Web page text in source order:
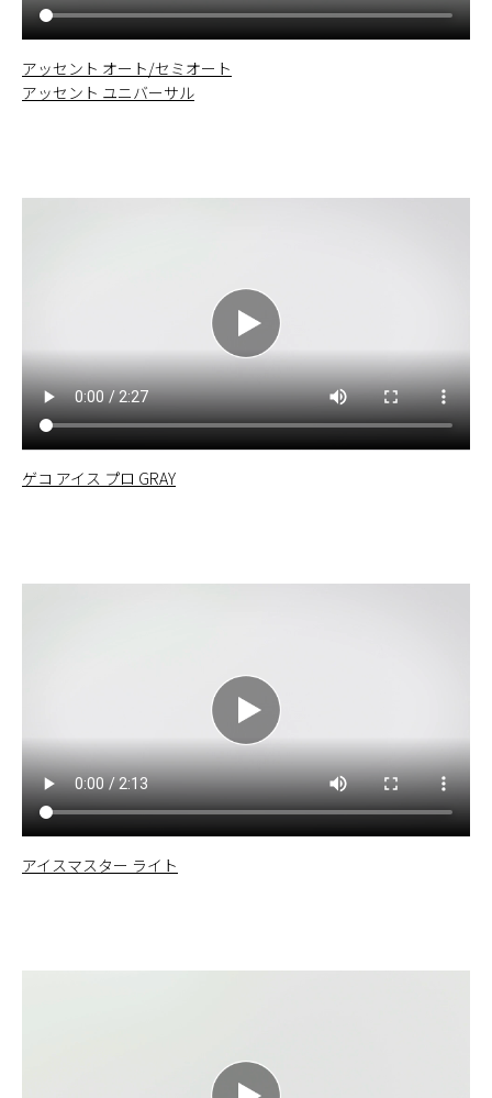
アッセント オート/セミオート
アッセント ユニバーサル
ゲコ アイス プロ GRAY
アイスマスター ライト